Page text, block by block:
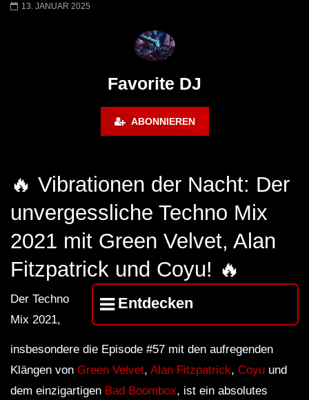
13. JANUAR 2025
Favorite DJ
ABONNIEREN
🔥 Vibrationen der Nacht: Der
unvergessliche Techno Mix
2021 mit Green Velvet, Alan
Fitzpatrick und Coyu! 🔥
Entdecken
Der Techno
Mix 2021,
insbesondere die Episode #57 mit den aufregenden
Klängen von Green Velvet, Alan Fitzpatrick, Coyu und
dem einzigartigen Bad Boombox, ist ein absolutes